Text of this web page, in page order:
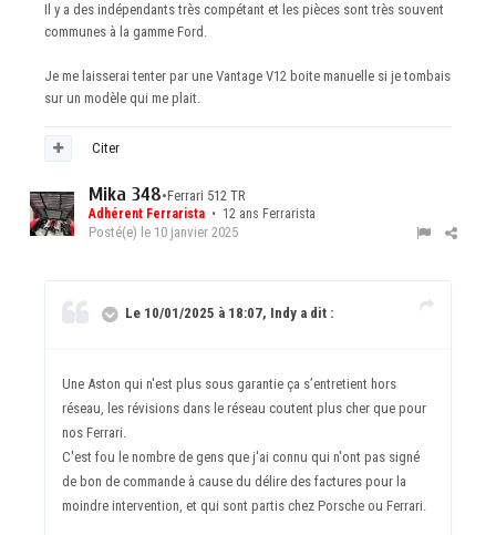
Il y a des indépendants très compétant et les pièces sont très souvent
communes à la gamme Ford.
Je me laisserai tenter par une Vantage V12 boite manuelle si je tombais
sur un modèle qui me plait.
Citer
Mika 348•Ferrari 512 TR
Adhérent Ferrarista • 12 ans Ferrarista
Posté(e) le 10 janvier 2025
Le 10/01/2025 à 18:07, Indy a dit :
Une Aston qui n'est plus sous garantie ça s’entretient hors
réseau, les révisions dans le réseau coutent plus cher que pour
nos Ferrari.
C'est fou le nombre de gens que j'ai connu qui n'ont pas signé
de bon de commande à cause du délire des factures pour la
moindre intervention, et qui sont partis chez Porsche ou Ferrari.